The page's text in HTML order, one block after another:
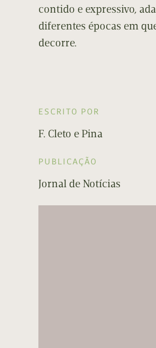
contido e expressivo,
diferentes épocas em
decorre.
ESCRITO POR
F. Cleto e Pina
PUBLICAÇÃO
Jornal de Notícias